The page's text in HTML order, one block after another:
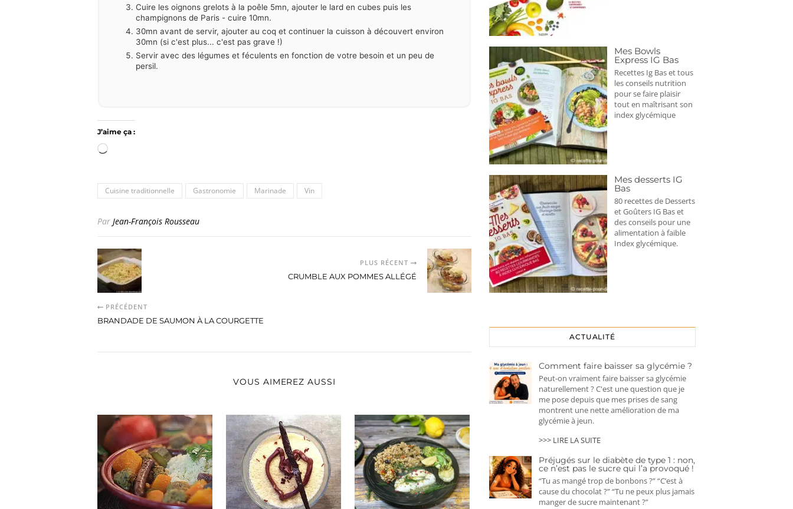
Cuire les oignons grelots à la poêle 5mn, ajouter le lard en cubes puis les
champignons de Paris - cuire 10mn.
30mn avant de servir, ajouter au coq et continuer la cuisson à découvert environ
30mn (si c'est plus... c'est pas grave !)
Servir avec des légumes et féculents en fonction de votre besoin et un peu de
persil.
J’aime ça :
Chargement…
Cuisine traditionnelle Gastronomie Marinade Vin
Par Jean-François Rousseau
PRÉCÉDENT
BRANDADE DE SAUMON À LA COURGETTE
PLUS RÉCENT
CRUMBLE AUX POMMES ALLÉGÉ
VOUS AIMEREZ AUSSI
Mes Bowls
Express IG Bas
Recettes Ig Bas et tous
les conseils nutrition
pour se faire plaisir
tout en maîtrisant son
index glycémique
Mes desserts IG
Bas
80 recettes de Desserts
et Goûters IG Bas et
des conseils pour une
alimentation à faible
Index glycémique.
ACTUALITÉ
Comment faire baisser sa glycémie ?
Peut-on vraiment faire baisser sa glycémie
naturellement ? C'est une question que je
me pose depuis que mes prises de sang
montrent une nette amélioration de ma
glycémie à jeun.
>>> LIRE LA SUITE
Préjugés sur le diabète de type 1 : non,
ce n’est pas le sucre qui l’a provoqué !
“Tu as mangé trop de bonbons ?” “C’est à
cause du chocolat ?” “Tu ne peux plus jamais
manger de sucre maintenant ?”